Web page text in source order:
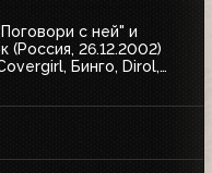
с ней" и
(Россия, 26.12.2002)
Бинго, Dirol,